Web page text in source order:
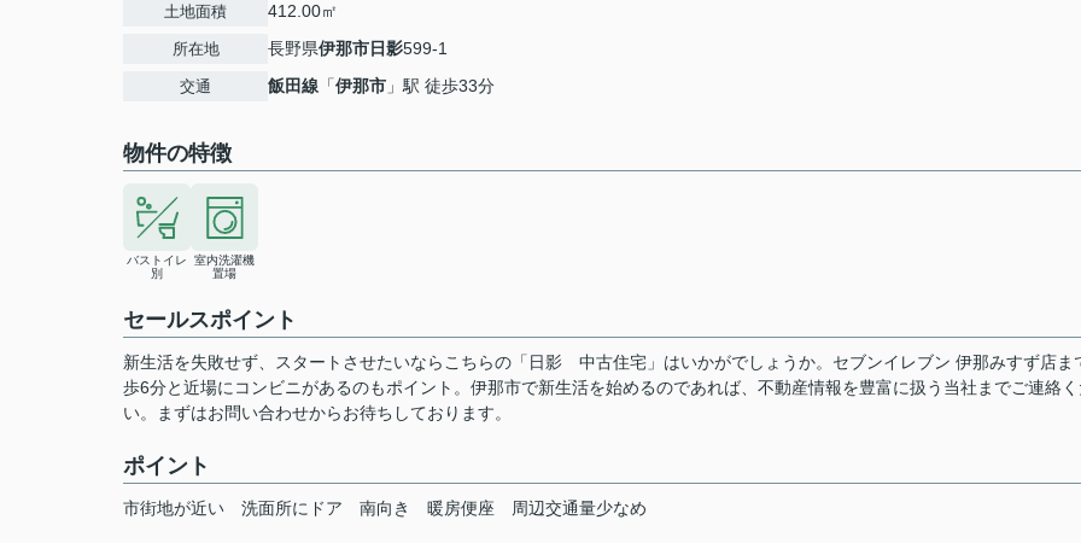
土地面積 412.00㎡
所在地 長野県伊那市日影599-1
交通 飯田線 「伊那市 」駅 徒歩33分
物件の特徴
バストイレ
別
室内洗濯機
置場
セールスポイント
新生活を失敗せず、スタートさせたいならこちらの「日影 中古住宅」はいかがでしょうか。セブンイレブン 伊那みすず店ま
歩6分と近場にコンビニがあるのもポイント。伊那市で新生活を始めるのであれば、不動産情報を豊富に扱う当社までご連絡
い。まずはお問い合わせからお待ちしております。
ポイント
市街地が近い 洗面所にドア 南向き 暖房便座 周辺交通量少なめ